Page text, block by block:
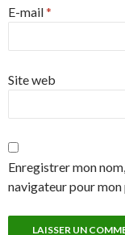
E-mail*
Site web
Enregistrer mon
navigateur pour